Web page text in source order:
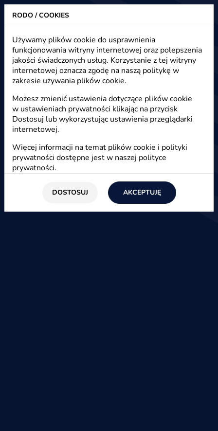
Heuristic - strony www, sklepy internetowe, e-marketing
Emocjonalna sprzedaż na
przykładzie sklepu z dekoracjami i
prezentami
Start / Blog / E-marketing
03 listopada 2016
Jak sprzedawać emocjonalnie na przykładzie
sklepu internetowego z ręcznie robionymi
dekoracjami i prezentami.
RODO / COOKIES
Używamy plików cookie do usprawnienia
funkcjonowania witryny internetowej oraz polepszenia
jakości świadczonych usług. Korzystanie z tej witryny
internetowej oznacza zgodę na naszą politykę w
zakresie używania plików cookie.
Możesz zmienić ustawienia dotyczące plików cookie
w ustawieniach prywatności klikając na przycisk
Dostosuj lub wykorzystując ustawienia przeglądarki
internetowej.
Więcej informacji na temat plików cookie i polityki
prywatności dostępne jest w naszej polityce
prywatności.
DOSTOSUJ AKCEPTUJĘ